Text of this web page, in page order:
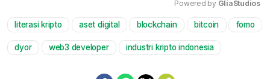
Mute
Powered by GliaStudios
literasi kripto aset digital blockchain bitcoin fomo
dyor web3 developer industri kripto indonesia